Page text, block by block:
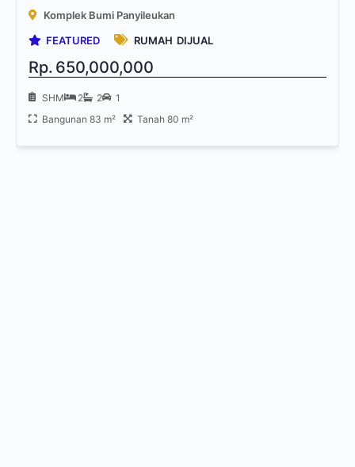
Komplek Bumi Panyileukan
FEATURED
RUMAH DIJUAL
Rp. 650,000,000
SHM 2 2
1
Bangunan 83 m²
Tanah 80 m²